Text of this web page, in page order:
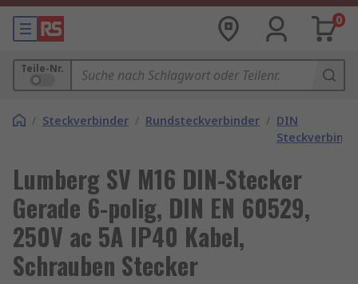
0
Teile-Nr.
/ Steckverbinder / Rundsteckverbinder / DIN
Lumberg SV M16 DIN-Stecker
Gerade 6-polig, DIN EN 60529,
250V ac 5A IP40 Kabel,
Schrauben Stecker